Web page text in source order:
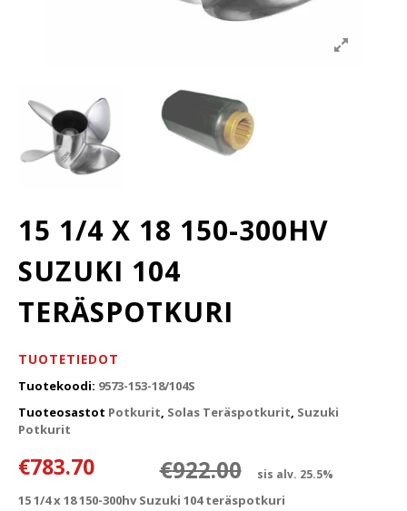
15 1/4 X 18 150-300HV
SUZUKI 104
TERÄSPOTKURI
TUOTETIEDOT
Tuotekoodi: 9573-153-18/104S
Tuoteosastot Potkurit, Solas Teräspotkurit, Suzuki
Potkurit
€922.00
€783.70 Nykyinen
sis alv. 25.5%
15 1/4 x 18 150-300hv Suzuki 104 teräspotkuri